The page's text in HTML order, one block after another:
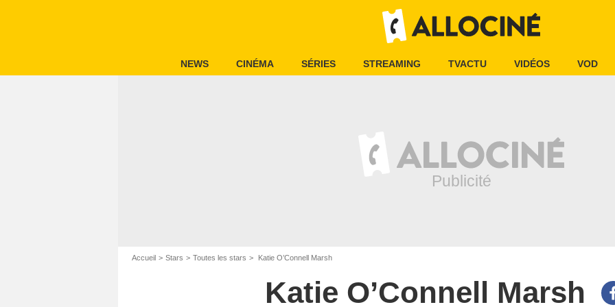
NEWS CINÉMA SÉRIES STREAMING TVACTU VIDÉOS VOD
Accueil Stars Toutes les stars Katie O’Connell Marsh
Katie O’Connell Marsh